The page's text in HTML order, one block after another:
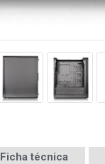
Ficha técnica